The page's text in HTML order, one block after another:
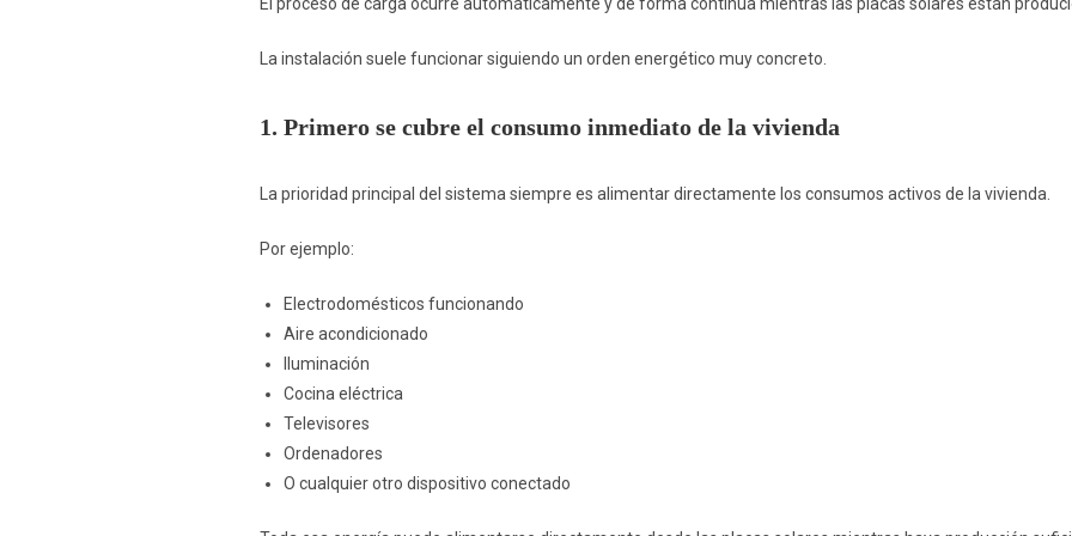
La instalación suele funcionar siguiendo un orden energético muy concreto.
1. Primero se cubre el consumo inmediato de la vivienda
La prioridad principal del sistema siempre es alimentar directamente los consumos activos de la vivienda.
Por ejemplo:
Electrodomésticos funcionando
Aire acondicionado
Iluminación
Cocina eléctrica
Televisores
Ordenadores
O cualquier otro dispositivo conectado